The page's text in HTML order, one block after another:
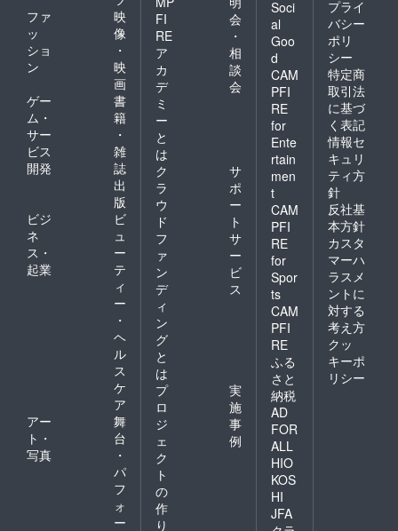
ファ
ッ
ショ
ン
映
像
・
映
画
ゲー
ム・
サー
ビス
開発
書
籍
・
雑
誌
出
版
ビジ
ネ
ス・
起業
ビ
ュ
ー
テ
ィ
ー
・
ヘ
ル
ス
ケ
ア
アー
ト・
写真
舞
台
・
パ
フ
ォ
ー
FI
RE
ア
カ
デ
ミ
ー
と
は
会
・
相
談
会
ク
ラ
ウ
ド
フ
ァ
ン
デ
ィ
ン
グ
と
は
サ
ポ
ー
ト
サ
ー
ビ
ス
プ
ロ
ジ
ェ
ク
ト
の
作
り
実
施
事
例
Soci
al
Goo
d
CAM
PFI
RE
for
Ente
rtain
men
t
CAM
PFI
RE
for
Spor
ts
CAM
PFI
RE
ふる
さと
納税
AD
FOR
ALL
HIO
KOS
HI
JFA
プライ
バシー
ポリ
シー
特定商
取引法
に基づ
く表記
情報セ
キュリ
ティ方
針
反社基
本方針
カスタ
マーハ
ラスメ
ントに
対する
考え方
クッ
キーポ
リシー